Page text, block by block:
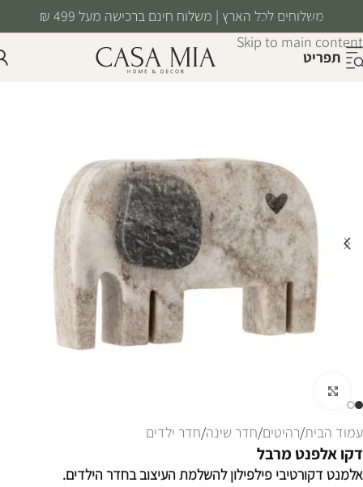
Skip to navigation
Skip to main content
משלוחים לכל הארץ | משלוח חינם ברכישה מעל 499 ₪
תפריט
עמוד הבית/רהיטים/חדר שינה/חדר ילדים
דקו אלפנט מרבל
אלמנט דקורטיבי פילפילון להשלמת העיצוב בחדר הילדים.